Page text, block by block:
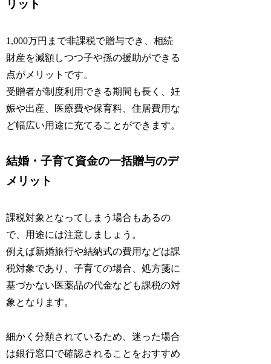
リット
1,000万円まで非課税で贈与でき、相続
財産を減額しつつ子や孫の援助ができる
点がメリットです。
受贈者が制度利用できる期間も長く、妊
娠や出産、医療費や保育料、住居費用な
ど幅広い用途に充てることができます。
結婚・子育て資金の一括贈与のデ
メリット
課税対象となってしまう場合もあるの
で、用途には注意しましょう。
例えば新婚旅行や結納式の費用などは課
税対象であり、子育ての場合、処方箋に
基づかない医薬品の代金なども課税の対
象となります。
細かく分類されているため、迷った場合
は銀行窓口で確認されることをおすすめ